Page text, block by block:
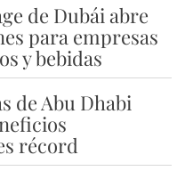
de Dubái abre
para empresas
y bebidas
de Abu Dhabi
récord